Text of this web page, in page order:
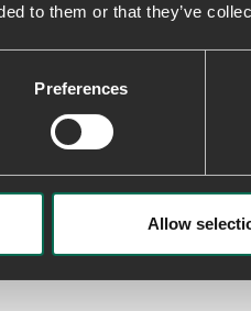
to them or that they’ve
Preferences
Allow
0